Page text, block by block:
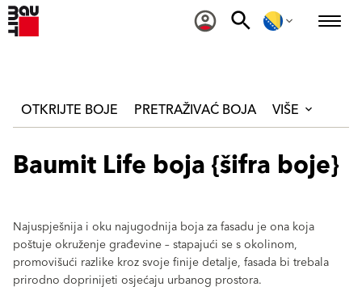
OTKRIJTE BOJE PRETRAŽIVAĆ BOJA VIŠE
Baumit Life boja {šifra boje}
Najuspješnija i oku najugodnija boja za fasadu je ona koja
poštuje okruženje građevine – stapajući se s okolinom,
promovišući razlike kroz svoje finije detalje, fasada bi trebala
prirodno doprinijeti osjećaju urbanog prostora.